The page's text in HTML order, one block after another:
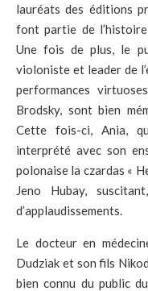
lauréats des éditions
font partie de
Une fois de plus, le
violoniste et leader de
performances
Brodsky, sont bien
Cette fois-ci, Ania,
interprété avec son
polonaise la czardas «
Jeno Hubay,
d’applaudissements.
Le docteur en
Dudziak et son fils
bien connu du public